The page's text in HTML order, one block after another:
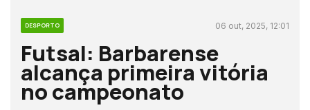
DESPORTO 06 out, 2025, 12:01
Futsal: Barbarense
alcança primeira vitória
no campeonato